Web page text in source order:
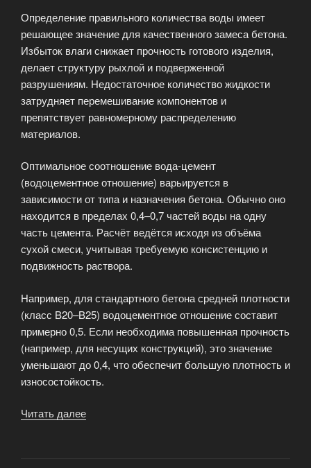
Определение правильного количества воды имеет
решающее значение для качественного замеса бетона.
Избыток влаги снижает прочность готового изделия,
делает структуру рыхлой и подверженной
разрушениям. Недостаточное количество жидкости
затрудняет перемешивание компонентов и
препятствует равномерному распределению
материалов.
Оптимальное соотношение вода-цемент
(водоцементное отношение) варьируется в
зависимости от типа и назначения бетона. Обычно оно
находится в пределах 0,4–0,7 частей воды на одну
часть цемента. Расчёт ведётся исходя из объёма
сухой смеси, учитывая требуемую консистенцию и
подвижность раствора.
Например, для стандартного бетона средней плотности
(класс B20–B25) водоцементное отношение составит
примерно 0,5. Если необходима повышенная прочность
(например, для несущих конструкций), это значение
уменьшают до 0,4, что обеспечит большую плотность и
износостойкость.
Читать далее